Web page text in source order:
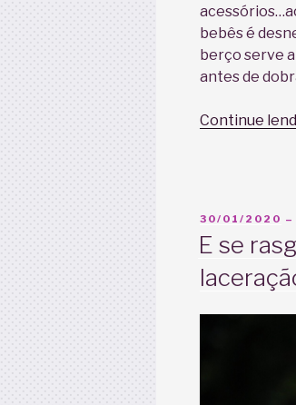
bebês é
berço serve
antes de
Continue
PUBLICADO
30/01/2020 –
E se